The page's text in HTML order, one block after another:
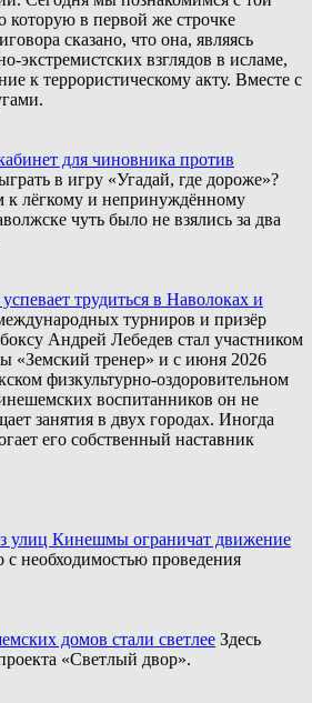
в первой же строчке
сказано, что она, являясь
экстремистских взглядов в исламе,
к террористическому акту. Вместе с
для чиновника против
в игру «Угадай, где дороже»?
лёгкому и непринуждённому
чуть было не взялись за два
трудиться в Наволоках и
турниров и призёр
Андрей Лебедев стал участником
«Земский тренер» и с июня 2026
физкультурно-оздоровительном
воспитанников он не
занятия в двух городах. Иногда
его собственный наставник
улиц Кинешмы ограничат движение
с необходимостью проведения
домов стали светлее Здесь
«Светлый двор».